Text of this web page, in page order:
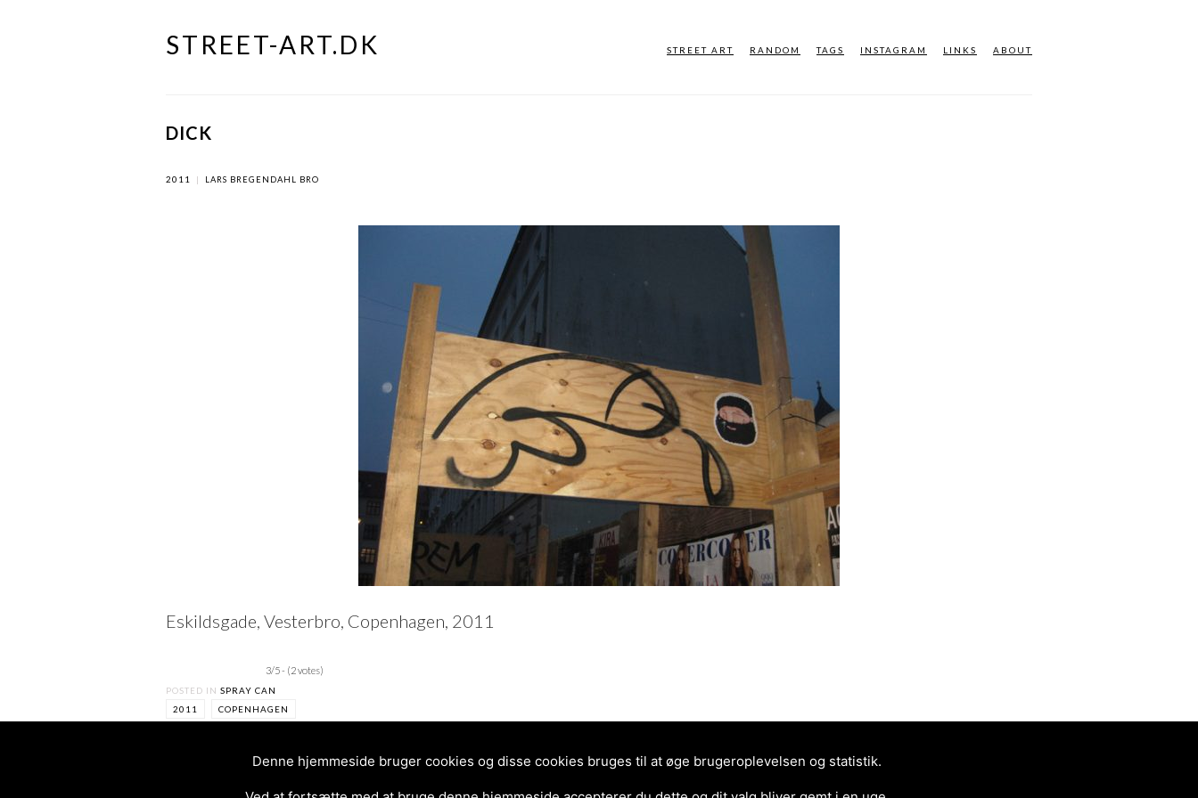
Skip
STREET-ART.DK STREET ART RANDOM TAGS INSTAGRAM LINKS ABOUT
DICK
2011 | LARS BREGENDAHL BRO
Eskildsgade, Vesterbro, Copenhagen, 2011
3/5 - (2 votes)
POSTED IN SPRAY CAN
2011
COPENHAGEN
Denne hjemmeside bruger cookies og disse cookies bruges til at øge brugeroplevelsen og statistik.